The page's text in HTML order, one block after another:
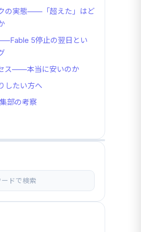
の実態——「超えた」はど
5停止の翌日とい
ス——本当に安いのか
したい方へ
部の考察